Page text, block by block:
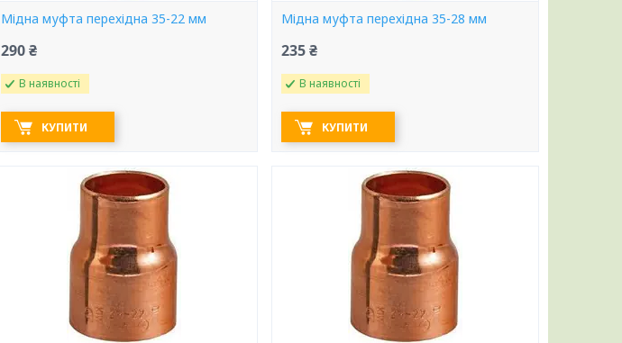
Мідна муфта перехідна 35-22 мм
290 ₴
В наявності
КУПИТИ
Мідна муфта перехідна 35-28 мм
235 ₴
В наявності
КУПИТИ